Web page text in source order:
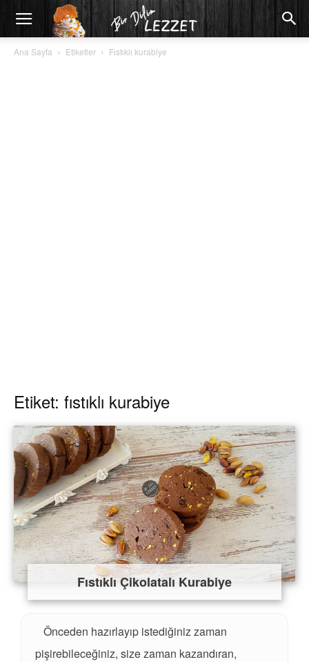
Ana Sayfa Etiketler Fıstıklı kurabiye
Etiket: fıstıklı kurabiye
Fıstıklı Çikolatalı Kurabiye
Önceden hazırlayıp istediğiniz zaman
pişirebileceğiniz, size zaman kazandıran,